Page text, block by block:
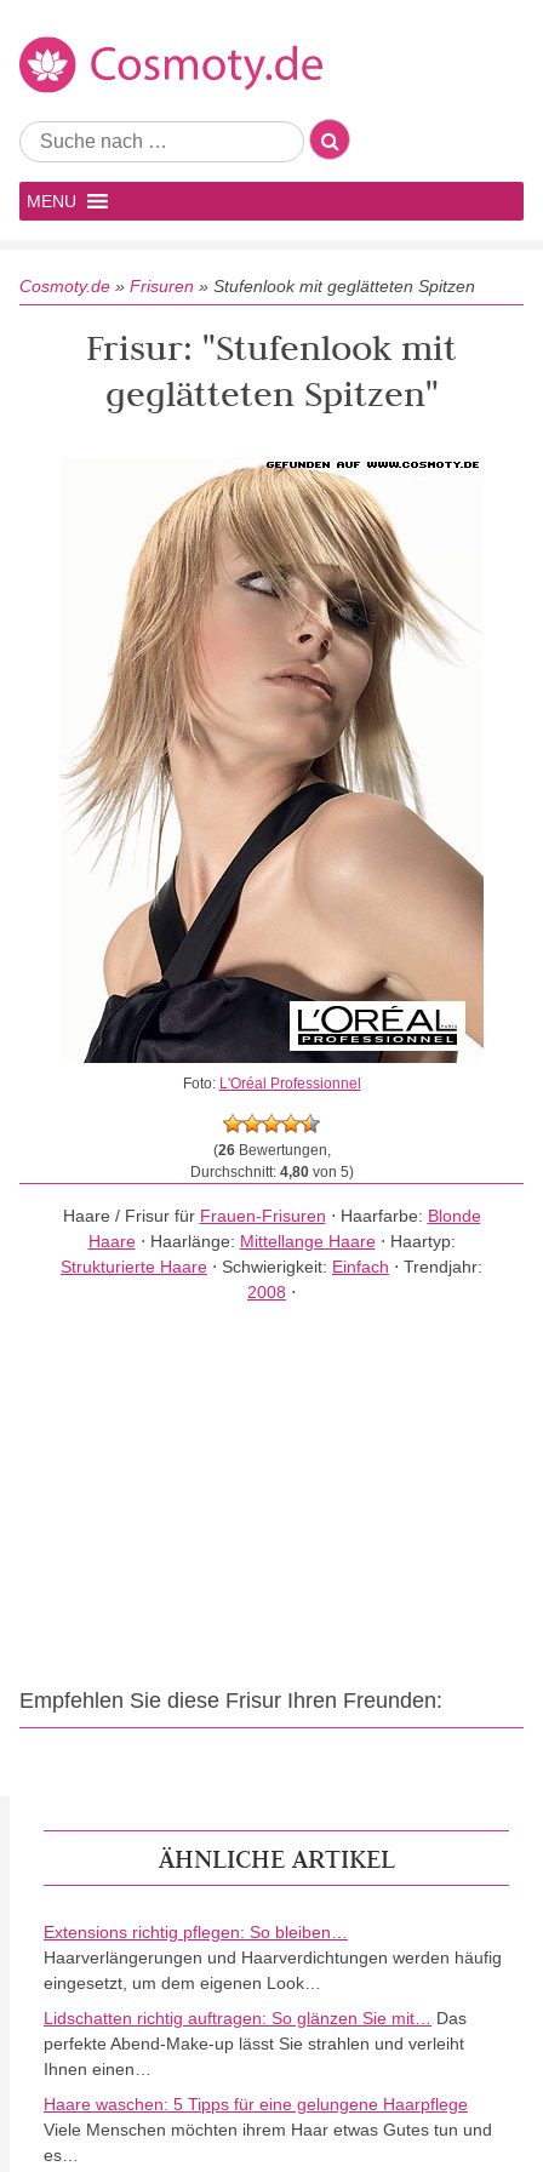
MENU
Cosmoty.de » Frisuren » Stufenlook mit geglätteten Spitzen
Frisur: "Stufenlook mit
geglätteten Spitzen"
Foto: L'Oréal Professionnel
(26Bewertungen,
Durchschnitt: 4,80von 5)
Haare / Frisur für Frauen-Frisuren ⋅ Haarfarbe: Blonde
Haare⋅ Haarlänge: Mittellange Haare⋅ Haartyp:
Strukturierte Haare ⋅ Schwierigkeit: Einfach ⋅ Trendjahr:
2008 ⋅
Empfehlen Sie diese Frisur Ihren Freunden:
ÄHNLICHE ARTIKEL
Extensions richtig pflegen: So bleiben…
Haarverlängerungen und Haarverdichtungen werden häufig
eingesetzt, um dem eigenen Look…
Lidschatten richtig auftragen: So glänzen Sie mit…
Das
perfekte Abend-Make-up lässt Sie strahlen und verleiht
Ihnen einen…
Haare waschen: 5 Tipps für eine gelungene Haarpflege
Viele Menschen möchten ihrem Haar etwas Gutes tun und
es…